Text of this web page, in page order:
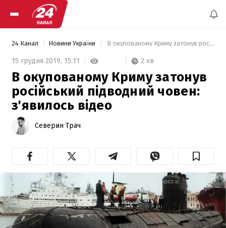
24 Канал Новини України В окупованому Криму затонув російський підводний човен: з'явилось відео
15 грудня 2019, 15:11 2 хв
В окупованому Криму затонув
російський підводний човен:
з'явилось відео
Северин Трач